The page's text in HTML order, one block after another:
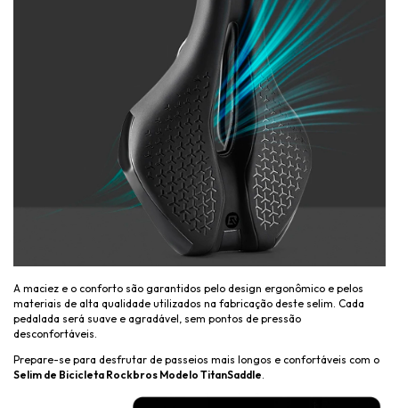
A maciez e o conforto são garantidos pelo design ergonômico e pelos
materiais de alta qualidade utilizados na fabricação deste selim. Cada
pedalada será suave e agradável, sem pontos de pressão
desconfortáveis.
Prepare-se para desfrutar de passeios mais longos e confortáveis com o
Selim de Bicicleta Rockbros Modelo TitanSaddle